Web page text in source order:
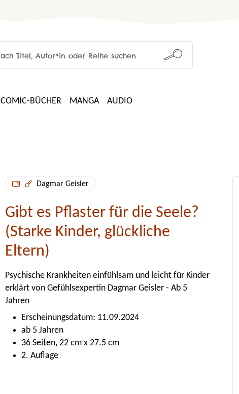
COMIC-BÜCHER MANGA AUDIO
Dagmar Geisler
Gibt es Pflaster für die Seele?
(Starke Kinder, glückliche
Eltern)
Psychische Krankheiten einfühlsam und leicht für Kinder
erklärt von Gefühlsexpertin Dagmar Geisler - Ab 5
Jahren
Erscheinungsdatum: 11.09.2024
ab 5 Jahren
36 Seiten, 22 cm x 27.5 cm
2. Auflage